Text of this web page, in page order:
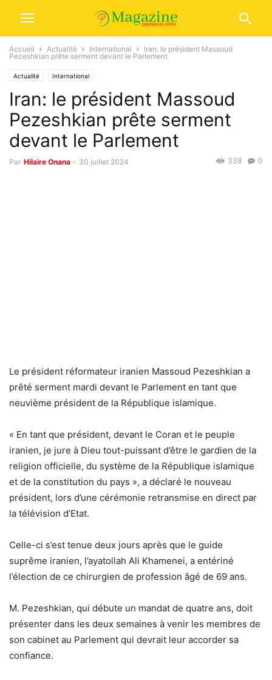
Accueil Actualité International
Iran: le président Massoud
Pezeshkian prête serment devant le Parlement
Actualité International
Iran: le président Massoud
Pezeshkian prête serment
devant le Parlement
Par Hilaire Onana - 30 juillet 2024 0
338
Le président réformateur iranien Massoud Pezeshkian a
prêté serment mardi devant le Parlement en tant que
neuvième président de la République islamique.
« En tant que président, devant le Coran et le peuple
iranien, je jure à Dieu tout-puissant d’être le gardien de la
religion officielle, du système de la République islamique
et de la constitution du pays », a déclaré le nouveau
président, lors d’une cérémonie retransmise en direct par
la télévision d’Etat.
Celle-ci s’est tenue deux jours après que le guide
suprême iranien, l’ayatollah Ali Khamenei, a entériné
l’élection de ce chirurgien de profession âgé de 69 ans.
M. Pezeshkian, qui débute un mandat de quatre ans, doit
présenter dans les deux semaines à venir les membres de
son cabinet au Parlement qui devrait leur accorder sa
confiance.